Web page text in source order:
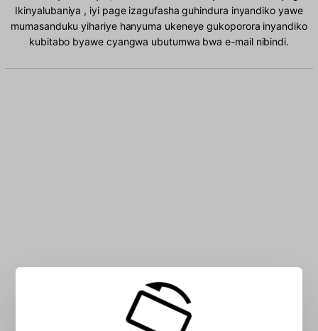
Ikinyalubaniya , iyi page izagufasha guhindura inyandiko yawe
mumasanduku yihariye hanyuma ukeneye gukoporora inyandiko
kubitabo byawe cyangwa ubutumwa bwa e-mail nibindi.
Andika inyuguti Ikinyalubaniya mumasanduku: